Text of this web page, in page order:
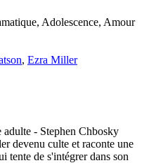
Adolescence, Amour
, Ezra Miller
adulte - Stephen Chbosky
devenu culte et raconte une
tente de s'intégrer dans son